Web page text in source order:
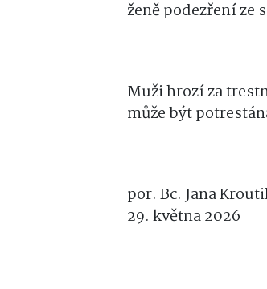
ženě podezření ze
Muži hrozí za
může být
por. Bc. Jana
29. května 2026